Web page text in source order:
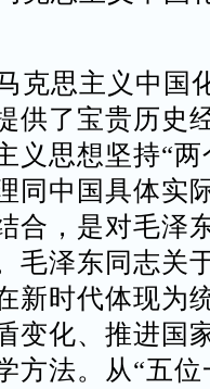
克思主义中国
供了宝贵历史
义思想坚持“
同中国具体实
合，是对毛泽
毛泽东同志关
新时代体现为
变化、推进国
方法。从“五位